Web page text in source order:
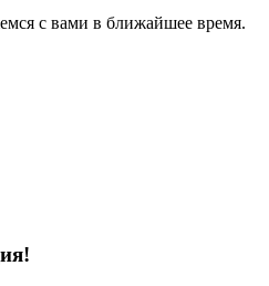
с вами в ближайшее время.